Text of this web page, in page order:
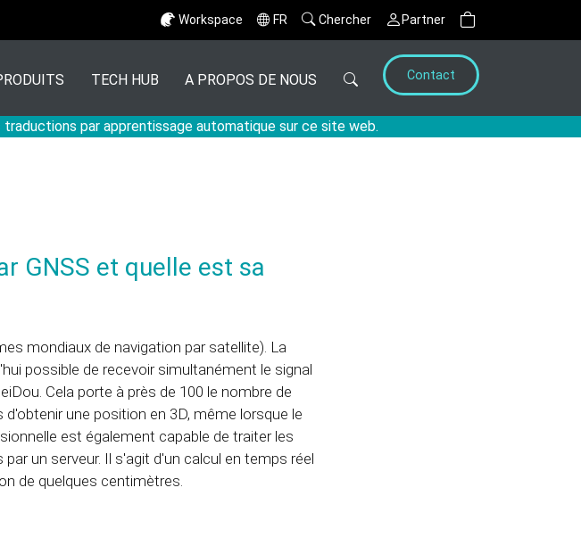
Workspace FR Chercher Partner
par apprentissage automatique sur ce site web.
TECH HUB A PROPOS DE NOUS Contact
GNSS et quelle est sa
mondiaux de navigation par satellite). La
possible de recevoir simultanément le signal
Cela porte à près de 100 le nombre de
une position en 3D, même lorsque le
est également capable de traiter les
un serveur. Il s'agit d'un calcul en temps réel
de quelques centimètres.